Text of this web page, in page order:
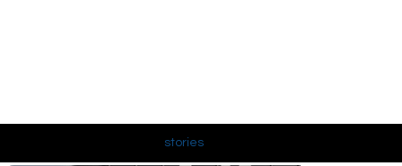
stories